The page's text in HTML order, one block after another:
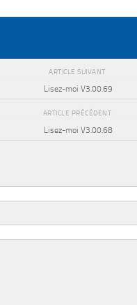
ARTICLE SUIVANT
Lisez-moi V3.00.69
ARTICLE PRÉCÉDENT
Lisez-moi V3.00.68